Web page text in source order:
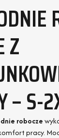
Z
– S-
robocze
pracy.